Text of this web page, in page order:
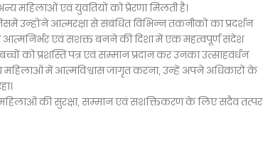
महिलाओं एवं युवतियों को प्रेरणा मिलती है।
उन्होंने आत्मरक्षा से संबंधित विभिन्न तकनीकों का प्रदर्शन
आत्मनिर्भर एवं सशक्त बनने की दिशा में एक महत्वपूर्ण संदेश
को प्रशस्ति पत्र एवं सम्मान प्रदान कर उनका उत्साहवर्धन
महिलाओं में आत्मविश्वास जागृत करना, उन्हें अपने अधिकारों के
की सुरक्षा, सम्मान एवं सशक्तिकरण के लिए सदैव तत्पर